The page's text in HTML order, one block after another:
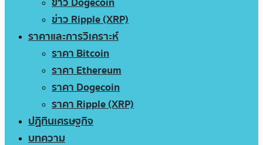
ข่าว Ripple (XRP)
ราคาและการวิเคราะห์
ราคา Bitcoin
ราคา Ethereum
ราคา Dogecoin
ราคา Ripple (XRP)
ปฏิทินเศรษฐกิจ
บทความ